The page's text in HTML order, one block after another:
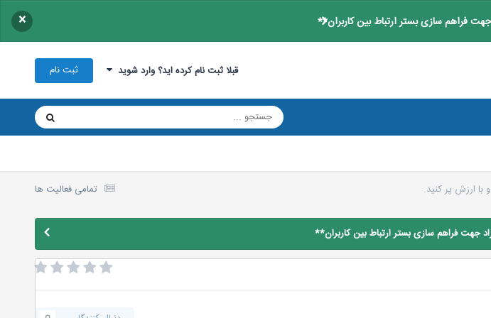
فراهم سازی بستر ارتباط بین کاربران** ×
قبلا ثبت نام کرده اید؟ وارد شوید ثبت نام
تمامی فعالیت ها با ارزش پر کنید.
فراهم سازی بستر ارتباط بین کاربران**